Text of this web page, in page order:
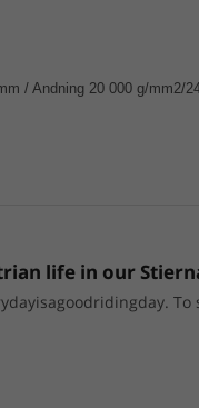
/ Andning 20 000 g/mm2/
life in our